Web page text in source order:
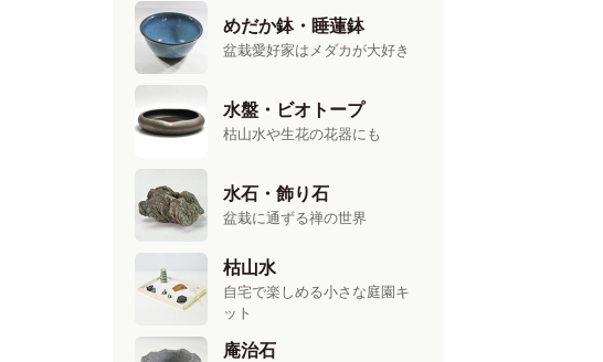
めだか鉢・睡蓮鉢
盆栽愛好家はメダカが大好き
水盤・ビオトープ
枯山水や生花の花器にも
水石・飾り石
盆栽に通ずる禅の世界
枯山水
自宅で楽しめる小さな庭園キ
ット
庵治石